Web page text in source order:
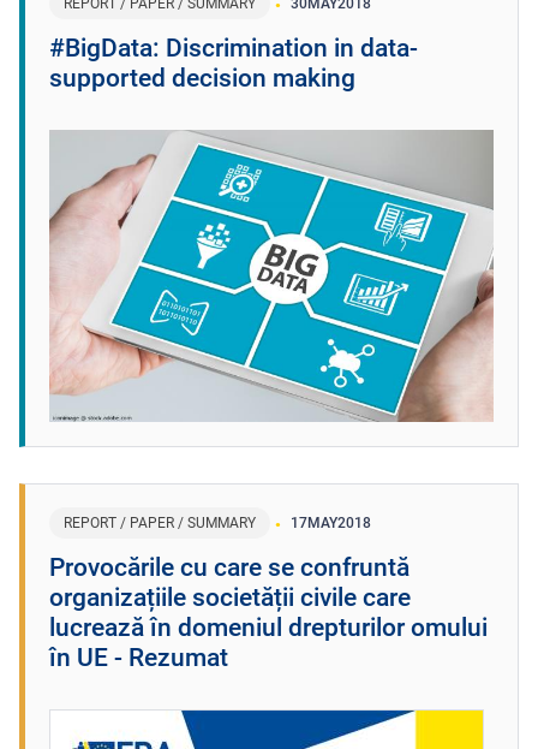
REPORT / PAPER / SUMMARY 30MAY2018
#BigData: Discrimination in data-
supported decision making
REPORT / PAPER / SUMMARY 17MAY2018
Provocările cu care se confruntă
organizațiile societății civile care
lucrează în domeniul drepturilor omului
în UE - Rezumat